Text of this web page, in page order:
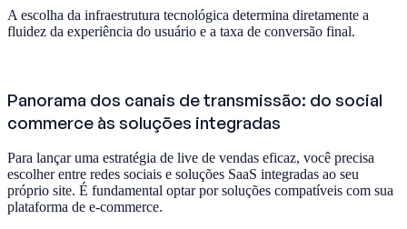
A escolha da infraestrutura tecnológica determina diretamente a
fluidez da experiência do usuário e a taxa de conversão final.
Panorama dos canais de transmissão: do social
commerce às soluções integradas
Para lançar uma estratégia de live de vendas eficaz, você precisa
escolher entre redes sociais e soluções SaaS integradas ao seu
próprio site. É fundamental optar por soluções compatíveis com sua
plataforma de e-commerce.